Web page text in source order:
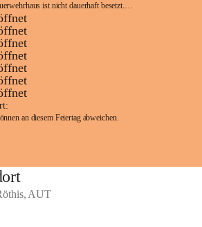
ist nicht dauerhaft besetzt.
Notrufnummer
an diesem Feiertag abweichen.
AUT